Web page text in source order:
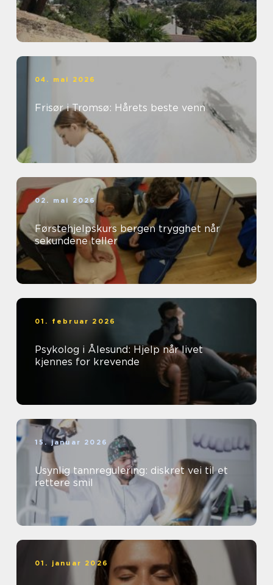
04. mai 2026
Frisør i Tromsø: Hårets beste venn
02. mai 2026
Førstehjelpskurs bergen trygghet når
sekundene teller
01. februar 2026
Psykolog i Ålesund: Hjelp når livet
kjennes for krevende
15. januar 2026
Usynlig tannregulering: diskret vei til et
rettere smil
01. januar 2026